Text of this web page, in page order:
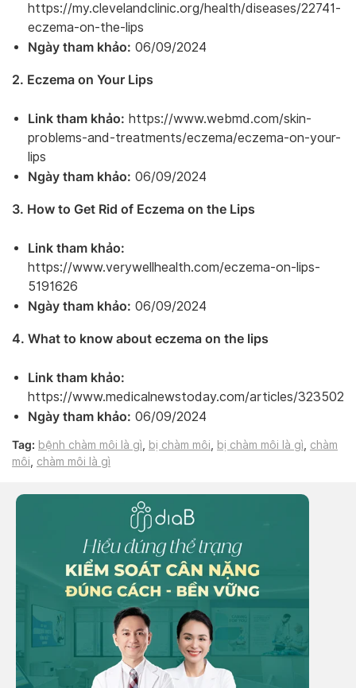
https://my.clevelandclinic.org/health/diseases/22741-
eczema-on-the-lips
Ngày tham khảo: 06/09/2024
2. Eczema on Your Lips
Link tham khảo: https://www.webmd.com/skin-
problems-and-treatments/eczema/eczema-on-your-
lips
Ngày tham khảo: 06/09/2024
3. How to Get Rid of Eczema on the Lips
Link tham khảo:
https://www.verywellhealth.com/eczema-on-lips-
5191626
Ngày tham khảo: 06/09/2024
4. What to know about eczema on the lips
Link tham khảo:
https://www.medicalnewstoday.com/articles/
Ngày tham khảo: 06/09/2024
Tag: bệnh chàm môi là gì bị chàm môi bị chàm môi là gì
chàm
môi
chàm môi là gì